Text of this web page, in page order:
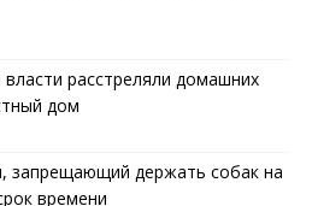
расстреляли домашних
дом
запрещающий держать собак на
времени